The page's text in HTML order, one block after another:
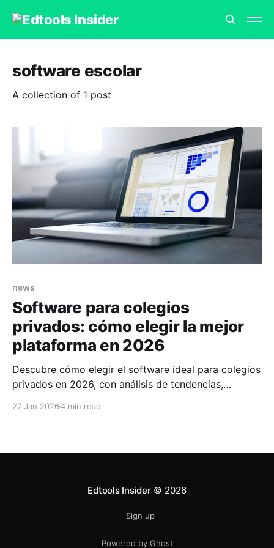
software escolar
A collection of 1 post
news
Software para colegios
privados: cómo elegir la mejor
plataforma en 2026
Descubre cómo elegir el software ideal para colegios
privados en 2026, con análisis de tendencias,
27 Jan 20264 min read
Edtools Insider© 2026
Sign up
Powered by Ghost